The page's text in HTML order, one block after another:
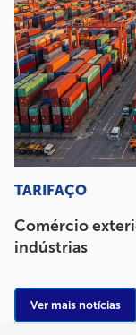
TARIFAÇO
Comércio
indústrias
Ver mais notícias